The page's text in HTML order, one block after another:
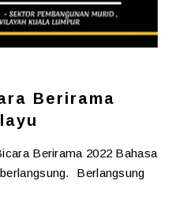
Berirama
Berirama 2022 Bahasa
Berlangsung